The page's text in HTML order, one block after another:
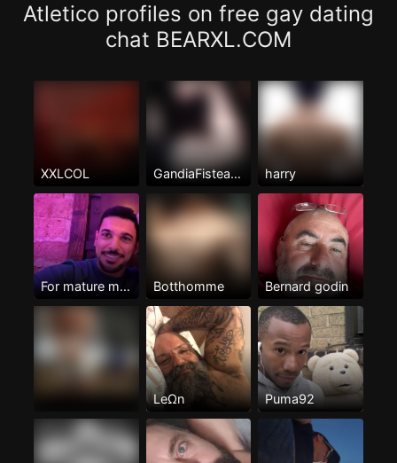
Atletico profiles on free gay dating
chat BEARXL.COM
XXLCOL GandiaFisteame harry
For mature men Only Botthomme Bernard godin
LeΩn Puma92